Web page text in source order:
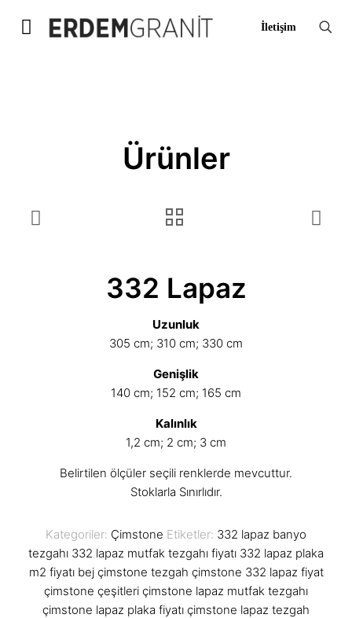
İletişim
Ürünler
332 Lapaz
Uzunluk
305 cm; 310 cm; 330 cm
Genişlik
140 cm; 152 cm; 165 cm
Kalınlık
1,2 cm; 2 cm; 3 cm
Belirtilen ölçüler seçili renklerde mevcuttur.
Stoklarla Sınırlıdır.
Kategoriler: Çimstone Etiketler: 332 lapaz banyo
tezgahı 332 lapaz mutfak tezgahı fiyatı 332 lapaz plaka
m2 fiyatı bej çimstone tezgah çimstone 332 lapaz fiyat
çimstone çeşitleri çimstone lapaz mutfak tezgahı
çimstone lapaz plaka fiyatı çimstone lapaz tezgah